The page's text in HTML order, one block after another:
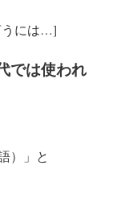
うには…]
では使われ
）」と